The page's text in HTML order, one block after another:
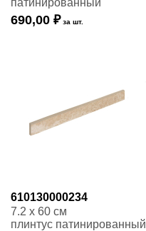
патинированный
690,00 ₽ за шт.
610130000234
7.2 x 60 см
плинтус патинированный